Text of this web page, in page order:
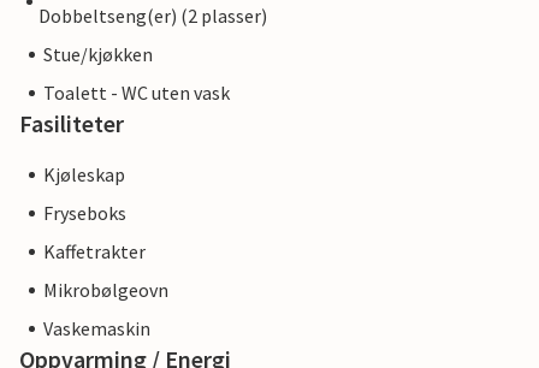
Dobbeltseng(er) (2 plasser)
Stue/kjøkken
Toalett - WC uten vask
Fasiliteter
Kjøleskap
Fryseboks
Kaffetrakter
Mikrobølgeovn
Vaskemaskin
Oppvarming / Energi